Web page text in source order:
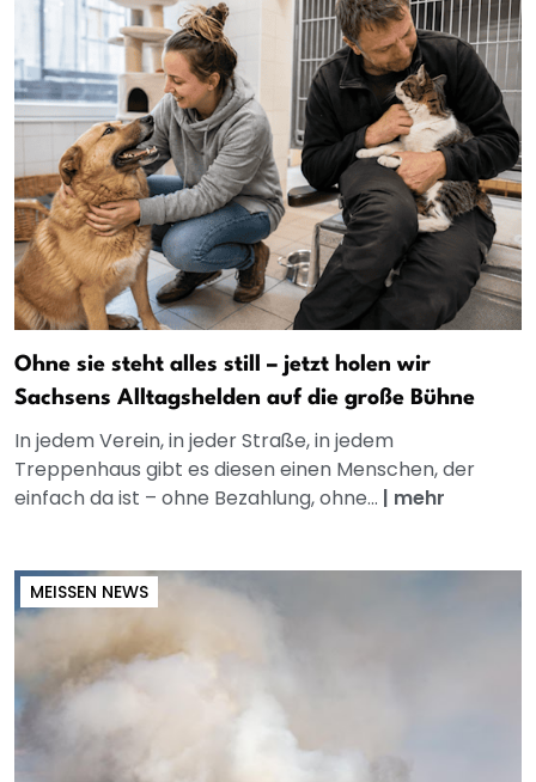
Ohne sie steht alles still – jetzt holen wir
Sachsens Alltagshelden auf die große Bühne
In jedem Verein, in jeder Straße, in jedem
Treppenhaus gibt es diesen einen Menschen, der
einfach da ist – ohne Bezahlung, ohne... | mehr
MEISSEN NEWS